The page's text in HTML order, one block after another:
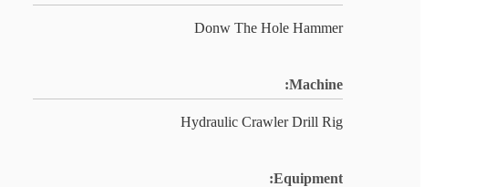
Donw The Hole Hammer
Machine:
Hydraulic Crawler Drill Rig
Equipment: